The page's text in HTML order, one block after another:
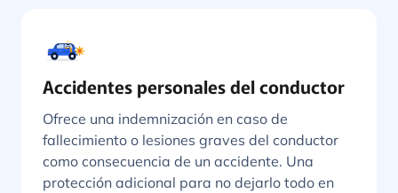
Accidentes personales del conductor
Ofrece una indemnización en caso de
fallecimiento o lesiones graves del conductor
como consecuencia de un accidente. Una
protección adicional para no dejarlo todo en